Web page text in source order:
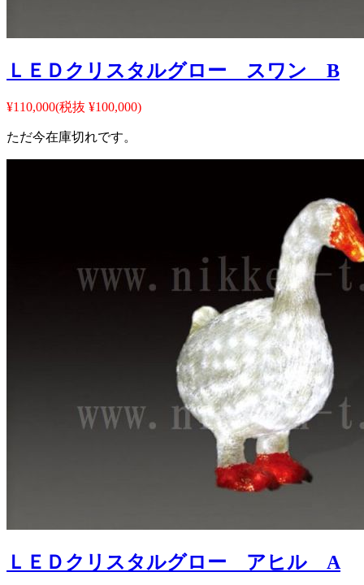
ＬＥＤクリスタルグロー スワン B
¥110,000(税抜 ¥100,000)
ただ今在庫切れです。
ＬＥＤクリスタルグロー アヒル A